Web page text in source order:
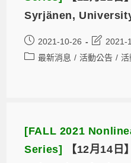
Syrjänen,
2021-10-26
2021-
最新消息 / 活動公告 / 活
[FALL 2021
Series]
【12月14